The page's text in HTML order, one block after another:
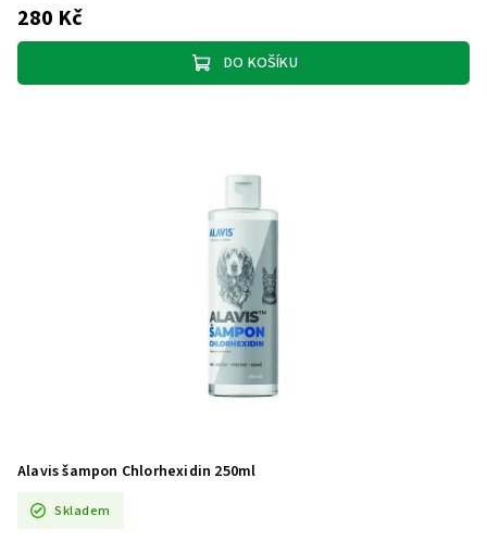
280 Kč
DO KOŠÍKU
Alavis šampon Chlorhexidin 250ml
Skladem